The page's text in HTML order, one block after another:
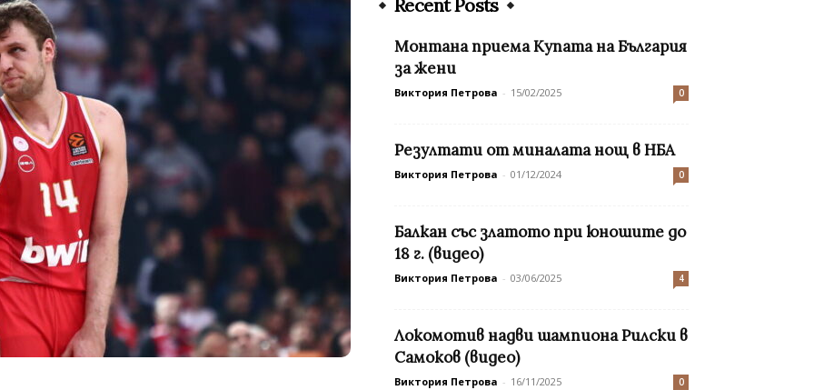
Recent Posts
Монтана приема Купата на България
за жени
Виктория Петрова - 15/02/2025 0
Резултати от миналата нощ в НБА
Виктория Петрова - 01/12/2024 0
Балкан със златото при юношите до
18 г. (видео)
Виктория Петрова - 03/06/2025 4
Локомотив надви шампиона Рилски в
Самоков (видео)
Виктория Петрова - 16/11/2025 0